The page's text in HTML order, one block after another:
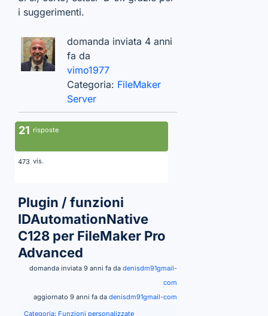
i suggerimenti.
domanda inviata 4 anni
fa da
vimo1977
Categoria: FileMaker
Server
21 risposte
473 vis.
Plugin / funzioni
IDAutomationNative
C128 per FileMaker Pro
Advanced
domanda inviata 9 anni fa da denisdm91gmail-
com
aggiornato 9 anni fa da denisdm91gmail-com
Categoria: Funzioni personalizzate